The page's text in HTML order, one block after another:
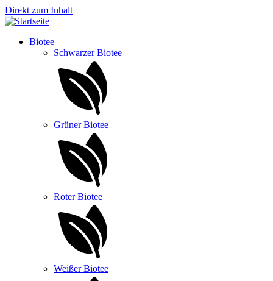
Direkt zum Inhalt
Biotee
Schwarzer Biotee
Grüner Biotee
Roter Biotee
Weißer Biotee